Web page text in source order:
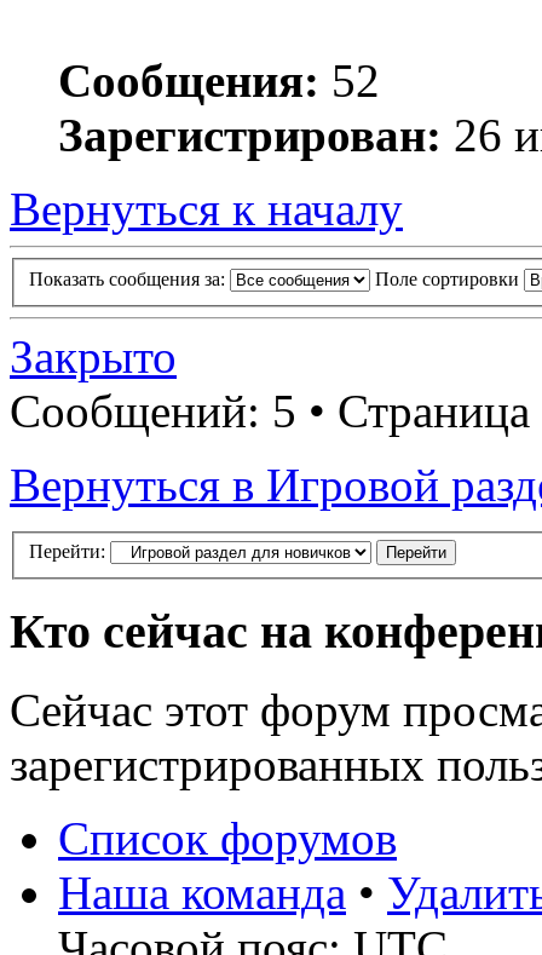
Сообщения: 52
Зарегистрирован: 26
Вернуться к началу
Показать сообщения за: Поле сортировки
Закрыто
Сообщений: 5 • Страница
Вернуться в Игровой
Перейти:
Кто сейчас на
Сейчас этот форум
зарегистрированных
Список форумов
Наша команда •